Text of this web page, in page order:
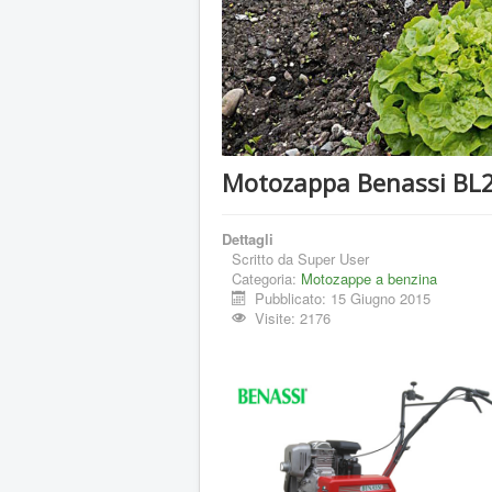
Motozappa Benassi
Dettagli
Scritto da Super User
Categoria: Motozappe a benzina
Pubblicato: 15 Giugno 2015
Visite: 2176